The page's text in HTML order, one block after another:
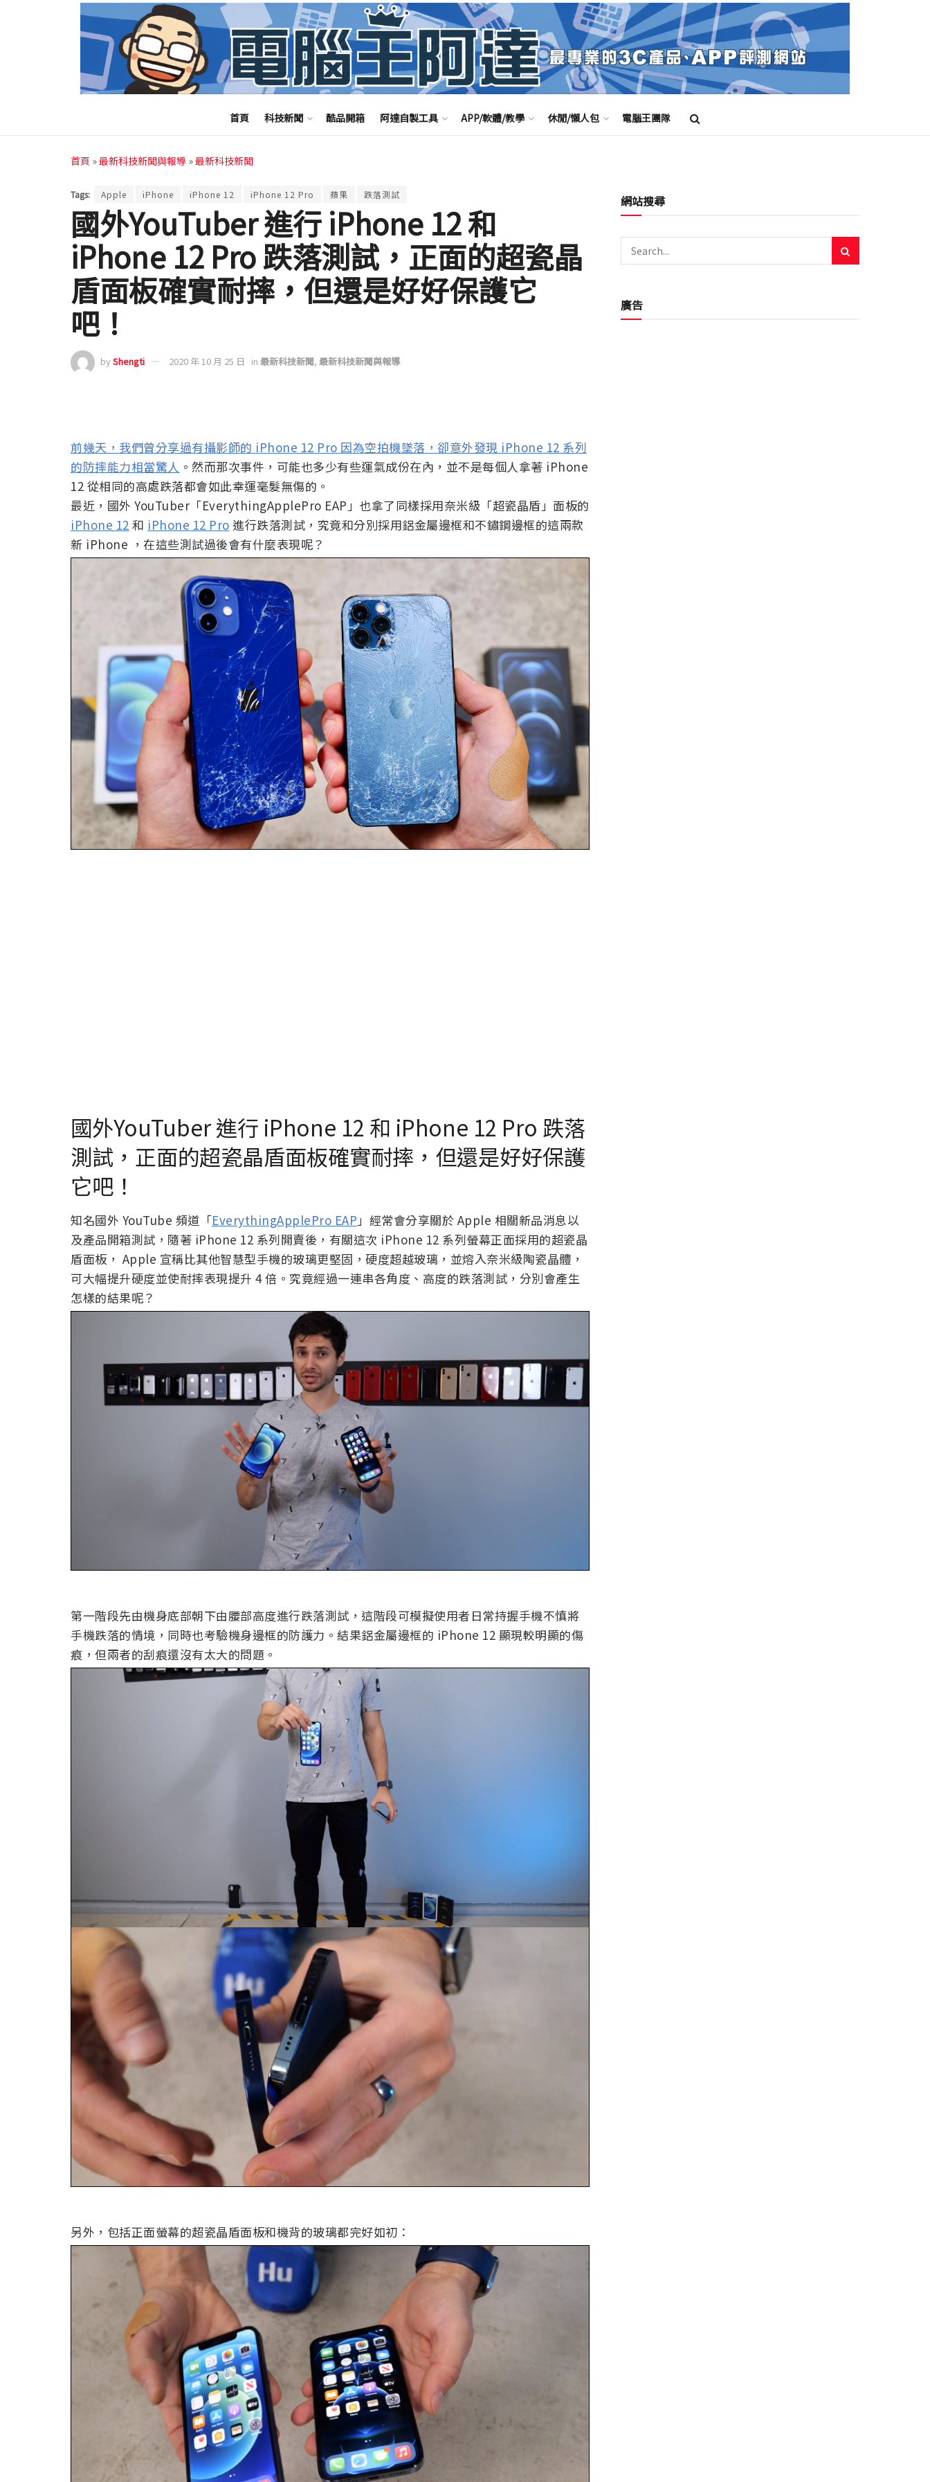
首頁 科技新聞 酷品開箱 阿達自製工具 APP/軟體/教學 休閒/懶人包 電腦王團隊
首頁 »最新科技新聞與報導 »最新科技新聞
Tags: Apple iPhone iPhone 12 iPhone 12 Pro 蘋果 跌落測試
國外YouTuber 進行 iPhone 12 和
iPhone 12 Pro 跌落測試，正面的超瓷晶
盾面板確實耐摔，但還是好好保護它
吧！
byShengti 2020 年 10 月 25 日 in 最新科技新聞, 最新科技新聞與報導
前幾天，我們曾分享過有攝影師的 iPhone 12 Pro 因為空拍機墜落，卻意外發現 iPhone 12 系列
的防摔能力相當驚人 。然而那次事件，可能也多少有些運氣成份在內，並不是每個人拿著 iPhone
12 從相同的高處跌落都會如此幸運毫髮無傷的。
最近，國外 YouTuber「EverythingApplePro EAP」也拿了同樣採用奈米級「超瓷晶盾」面板的
iPhone 12 和 iPhone 12 Pro 進行跌落測試，究竟和分別採用鋁金屬邊框和不鏽鋼邊框的這兩款
新 iPhone ，在這些測試過後會有什麼表現呢？
國外YouTuber 進行 iPhone 12 和 iPhone 12 Pro 跌落
測試，正面的超瓷晶盾面板確實耐摔，但還是好好保護
它吧！
知名國外 YouTube 頻道「EverythingApplePro EAP」經常會分享關於 Apple 相關新品消息以
及產品開箱測試，隨著 iPhone 12 系列開賣後，有關這次 iPhone 12 系列螢幕正面採用的超瓷晶
盾面板， Apple 宣稱比其他智慧型手機的玻璃更堅固，硬度超越玻璃，並熔入奈米級陶瓷晶體，
可大幅提升硬度並使耐摔表現提升 4 倍。究竟經過一連串各角度、高度的跌落測試，分別會產生
怎樣的結果呢？
第一階段先由機身底部朝下由腰部高度進行跌落測試，這階段可模擬使用者日常持握手機不慎將
手機跌落的情境，同時也考驗機身邊框的防護力。結果鋁金屬邊框的 iPhone 12 顯現較明顯的傷
痕，但兩者的刮痕還沒有太大的問題。
另外，包括正面螢幕的超瓷晶盾面板和機背的玻璃都完好如初：
網站搜尋
廣告